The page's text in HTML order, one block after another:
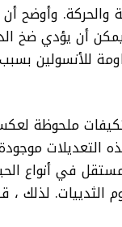
وأوضح أن
أن يؤدي ضخ
للأنسولين
ملحوظة
التعديلات
في أنواع
الثدييات. لذلك ،